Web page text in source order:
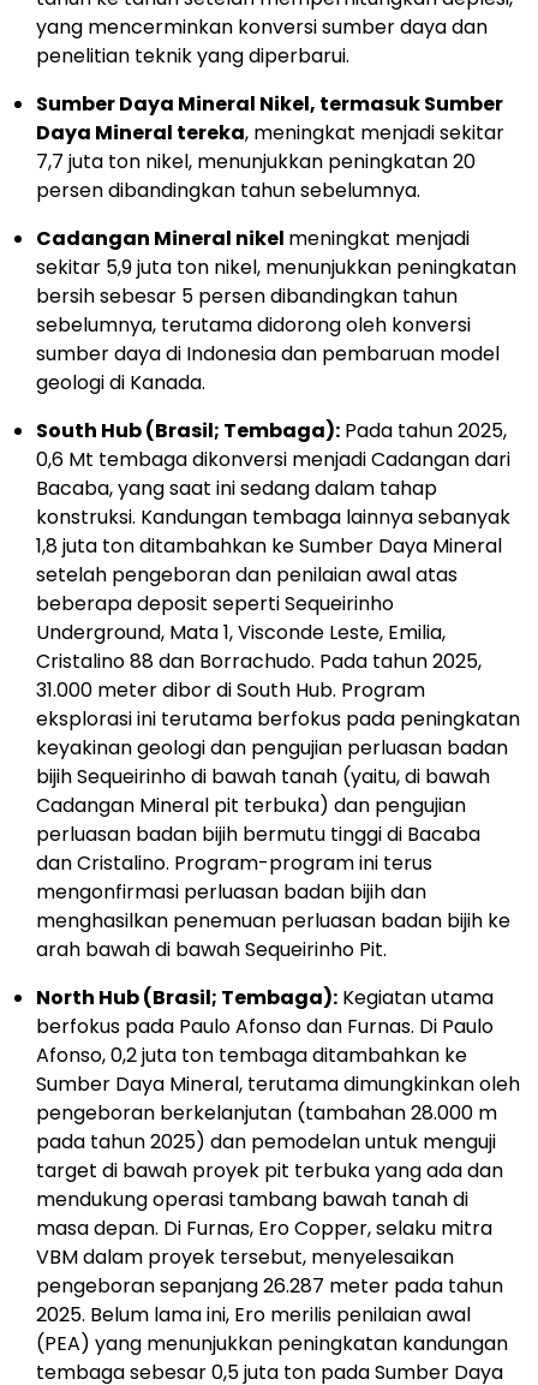
yang mencerminkan konversi sumber daya dan
penelitian teknik yang diperbarui.
Sumber Daya Mineral Nikel, termasuk Sumber
Daya Mineral tereka, meningkat menjadi sekitar
7,7 juta ton nikel, menunjukkan peningkatan 20
persen dibandingkan tahun sebelumnya.
Cadangan Mineral nikel meningkat menjadi
sekitar 5,9 juta ton nikel, menunjukkan peningkatan
bersih sebesar 5 persen dibandingkan tahun
sebelumnya, terutama didorong oleh konversi
sumber daya di Indonesia dan pembaruan model
geologi di Kanada.
South Hub (Brasil; Tembaga): Pada tahun 2025,
0,6 Mt tembaga dikonversi menjadi Cadangan dari
Bacaba, yang saat ini sedang dalam tahap
konstruksi. Kandungan tembaga lainnya sebanyak
1,8 juta ton ditambahkan ke Sumber Daya Mineral
setelah pengeboran dan penilaian awal atas
beberapa deposit seperti Sequeirinho
Underground, Mata 1, Visconde Leste, Emilia,
Cristalino 88 dan Borrachudo. Pada tahun 2025,
31.000 meter dibor di South Hub. Program
eksplorasi ini terutama berfokus pada peningkatan
keyakinan geologi dan pengujian perluasan badan
bijih Sequeirinho di bawah tanah (yaitu, di bawah
Cadangan Mineral pit terbuka) dan pengujian
perluasan badan bijih bermutu tinggi di Bacaba
dan Cristalino. Program-program ini terus
mengonfirmasi perluasan badan bijih dan
menghasilkan penemuan perluasan badan bijih ke
arah bawah di bawah Sequeirinho Pit.
North Hub (Brasil; Tembaga): Kegiatan utama
berfokus pada Paulo Afonso dan Furnas. Di Paulo
Afonso, 0,2 juta ton tembaga ditambahkan ke
Sumber Daya Mineral, terutama dimungkinkan oleh
pengeboran berkelanjutan (tambahan 28.000 m
pada tahun 2025) dan pemodelan untuk menguji
target di bawah proyek pit terbuka yang ada dan
mendukung operasi tambang bawah tanah di
masa depan. Di Furnas, Ero Copper, selaku mitra
VBM dalam proyek tersebut, menyelesaikan
pengeboran sepanjang 26.287 meter pada tahun
2025. Belum lama ini, Ero merilis penilaian awal
(PEA) yang menunjukkan peningkatan kandungan
tembaga sebesar 0,5 juta ton pada Sumber Daya